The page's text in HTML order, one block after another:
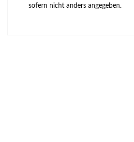
sofern nicht anders angegeben.